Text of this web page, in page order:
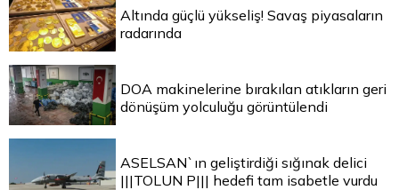
Altında güçlü yükseliş! Savaş piyasaların
radarında
DOA makinelerine bırakılan atıkların geri
dönüşüm yolculuğu görüntülendi
ASELSAN`ın geliştirdiği sığınak delici
|||TOLUN P||| hedefi tam isabetle vurdu